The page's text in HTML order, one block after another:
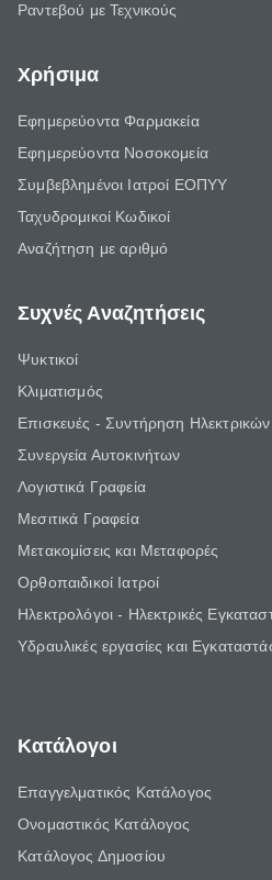
Ραντεβού με Τεχνικούς
Χρήσιμα
Εφημερεύοντα Φαρμακεία
Εφημερεύοντα Νοσοκομεία
Συμβεβλημένοι Ιατροί ΕΟΠΥΥ
Ταχυδρομικοί Κωδικοί
Αναζήτηση με αριθμό
Συχνές Αναζητήσεις
Ψυκτικοί
Κλιματισμός
Επισκευές - Συντήρηση
Συνεργεία Αυτοκινήτων
Λογιστικά Γραφεία
Μεσιτικά Γραφεία
Μετακομίσεις και Μεταφορές
Ορθοπαιδικοί Ιατροί
Ηλεκτρολόγοι - Ηλεκτρικές
Υδραυλικές εργασίες και
Κατάλογοι
Επαγγελματικός Κατάλογος
Ονομαστικός Κατάλογος
Κατάλογος Δημοσίου